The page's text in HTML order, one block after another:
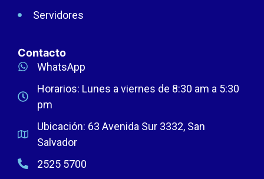
Servidores
Contacto
WhatsApp
Horarios: Lunes a viernes de 8:30 am a 5:30
pm
Ubicación: 63 Avenida Sur 3332, San
Salvador
2525 5700